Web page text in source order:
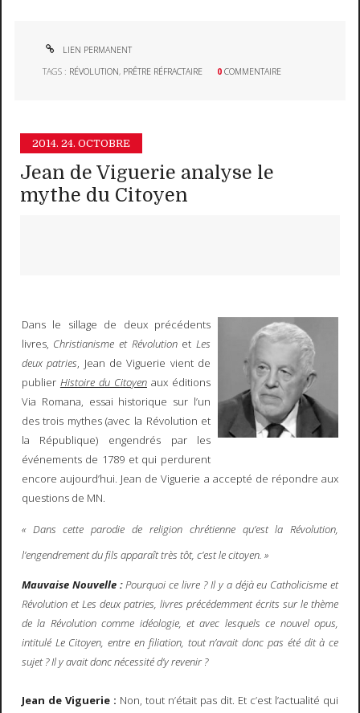
LIEN PERMANENT
TAGS : RÉVOLUTION, PRÊTRE RÉFRACTAIRE 0 COMMENTAIRE
2014. 24. OCTOBRE
Jean de Viguerie analyse le
mythe du Citoyen
Dans le sillage de deux précédents
livres, Christianisme et RévolutionetLes
deux patries, Jean de Viguerie vient de
publier Histoire du Citoyen aux éditions
Via Romana, essai historique sur l’un
des trois mythes (avec la Révolution et
la République) engendrés par les
événements de 1789 et qui perdurent
encore aujourd’hui. Jean de Viguerie a accepté de répondre aux
questions de MN.
« Dans cette parodie de religion chrétienne qu’est la Révolution,
l’engendrement du fils apparaît très tôt, c’est le citoyen. »
Mauvaise Nouvelle :Pourquoi ce livre ? Il y a déjà eu Catholicisme et
Révolution et Les deux patries, livres précédemment écrits sur le thème
de la Révolution comme idéologie, et avec lesquels ce nouvel opus,
intitulé Le Citoyen, entre en filiation, tout n’avait donc pas été dit à ce
sujet ? Il y avait donc nécessité d’y revenir ?
Jean de Viguerie : Non, tout n’était pas dit. Et c’est l’actualité qui